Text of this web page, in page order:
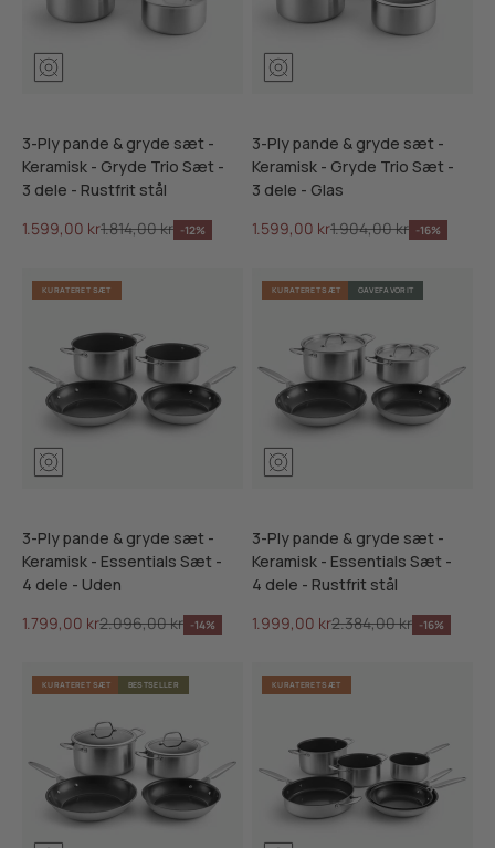
3-Ply pande & gryde sæt -
Keramisk - Gryde Trio Sæt -
3 dele - Rustfrit stål
Salgspris
1.599,00 krNormalpris
1.814,00 kr -12%
3-Ply pande & gryde sæt -
Keramisk - Gryde Trio Sæt -
3 dele - Glas
Salgspris
1.599,00 krNormalpris
1.904,00 kr -16%
KURATERET SÆT
3-Ply pande & gryde sæt -
Keramisk - Essentials Sæt -
4 dele - Uden
Salgspris
1.799,00 krNormalpris
2.096,00 kr -14%
KURATERET SÆT GAVEFAVORIT
3-Ply pande & gryde sæt -
Keramisk - Essentials Sæt -
4 dele - Rustfrit stål
Salgspris
1.999,00 krNormalpris
2.384,00 kr -16%
KURATERET SÆT BESTSELLER KURATERET SÆT